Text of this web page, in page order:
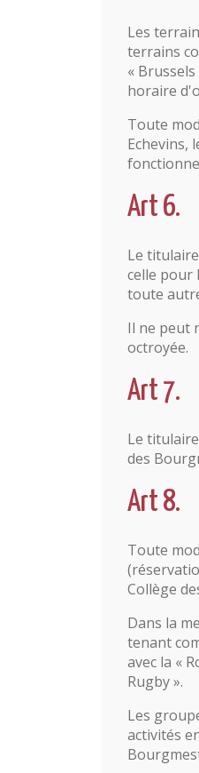
Les
terrains
«
horaire
Toute
Echevins,
Art 6.
Le
celle pour
toute
Il ne peut
octroyée.
Art 7.
Le
des
Art 8.
Toute
Collège
Dans la
tenant
avec la «
Rugby ».
Les
activités